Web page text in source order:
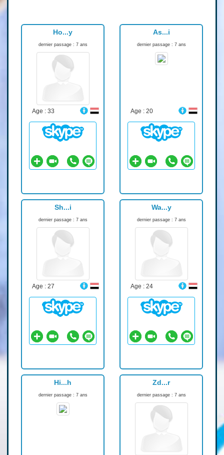
Ho...y
dernier passage : 7 ans
Age : 33
As...i
dernier passage : 7 ans
Age : 20
Sh...i
dernier passage : 7 ans
Age : 27
Wa...y
dernier passage : 7 ans
Age : 24
Hi...h
dernier passage : 7 ans
Zd...r
dernier passage : 7 ans